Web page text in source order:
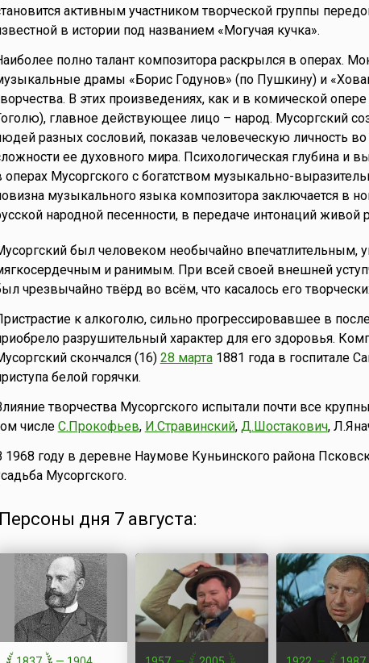
активным участником творческой группы
в истории под названием «Могучая кучка».
полно талант композитора раскрылся в операх.
драмы «Борис Годунов» (по Пушкину) и
В этих произведениях, как и в комической
главное действующее лицо – народ. Мусоргский
разных сословий, показав человеческую личность
ее духовного мира. Психологическая глубина и
операх Мусоргского с богатством музыкально-
музыкального языка композитора заключается в
народной песенности, в передаче интонаций живой
был человеком необычайно впечатлительным,
и ранимым. При всей своей внешней
чрезвычайно твёрд во всём, что касалось его
к алкоголю, сильно прогрессировавшее в
разрушительный характер для его здоровья.
скончался (16) 28 марта1881 года в госпитале
белой горячки.
творчества Мусоргского испытали почти все
числе С.Прокофьев, И.Стравинский, Д.Шостакович,
1968 году в деревне Наумове Куньинского района
Мусоргского.
Персоны дня 7 августа: